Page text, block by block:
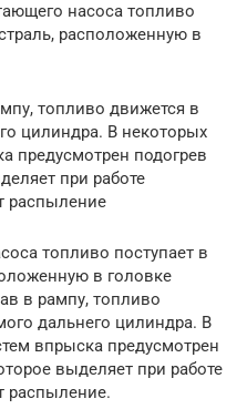
насоса топливо
расположенную в
топливо движется в
цилиндра. В некоторых
предусмотрен подогрев
при работе
распыление
топливо поступает в
в головке
в рампу, топливо
дальнего цилиндра. В
впрыска предусмотрен
выделяет при работе
распыление.